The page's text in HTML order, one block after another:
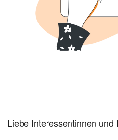
Liebe Interessentinnen und